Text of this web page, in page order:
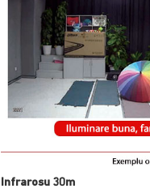
Infrarosu 30m